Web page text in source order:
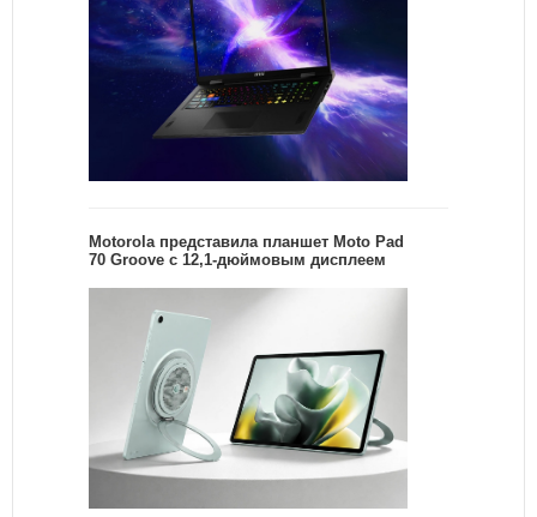
Motorola представила планшет Moto Pad
70 Groove с 12,1-дюймовым дисплеем